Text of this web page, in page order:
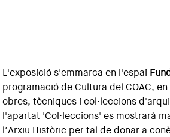
L'exposició s'emmarca en l'espai
programació de Cultura del COAC,
obres, tècniques i col·leccions
l'apartat 'Col·leccions' es mostrarà
l’Arxiu Històric per tal de donar a